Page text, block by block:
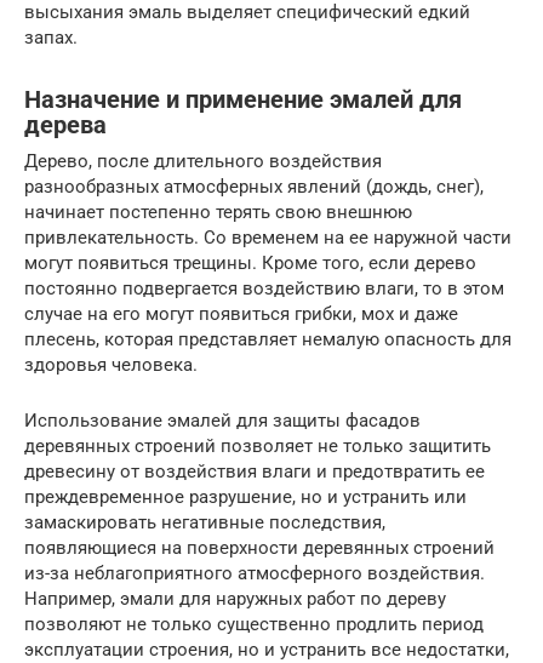
высыхания эмаль выделяет специфический едкий
запах.
Назначение и применение эмалей для
дерева
Дерево, после длительного воздействия
разнообразных атмосферных явлений (дождь, снег),
начинает постепенно терять свою внешнюю
привлекательность. Со временем на ее наружной части
могут появиться трещины. Кроме того, если дерево
постоянно подвергается воздействию влаги, то в этом
случае на его могут появиться грибки, мох и даже
плесень, которая представляет немалую опасность для
здоровья человека.
Использование эмалей для защиты фасадов
деревянных строений позволяет не только защитить
древесину от воздействия влаги и предотвратить ее
преждевременное разрушение, но и устранить или
замаскировать негативные последствия,
появляющиеся на поверхности деревянных строений
из-за неблагоприятного атмосферного воздействия.
Например, эмали для наружных работ по дереву
позволяют не только существенно продлить период
эксплуатации строения, но и устранить все недостатки,